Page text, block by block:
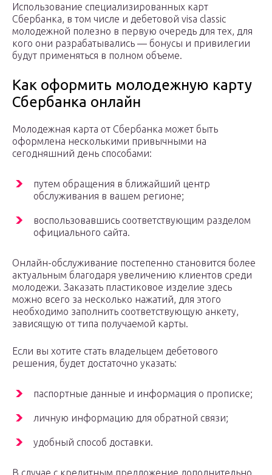
Использование специализированных карт
Сбербанка, в том числе и дебетовой visa classic
молодежной полезно в первую очередь для тех, для
кого они разрабатывались — бонусы и привилегии
будут применяться в полном объеме.
Как оформить молодежную карту
Сбербанка онлайн
Молодежная карта от Сбербанка может быть
оформлена несколькими привычными на
сегодняшний день способами:
путем обращения в ближайший центр
обслуживания в вашем регионе;
воспользовавшись соответствующим разделом
официального сайта.
Онлайн-обслуживание постепенно становится более
актуальным благодаря увеличению клиентов среди
молодежи. Заказать пластиковое изделие здесь
можно всего за несколько нажатий, для этого
необходимо заполнить соответствующую анкету,
зависящую от типа получаемой карты.
Если вы хотите стать владельцем дебетового
решения, будет достаточно указать:
паспортные данные и информация о прописке;
личную информацию для обратной связи;
удобный способ доставки.
В случае с кредитным предложение дополнительно